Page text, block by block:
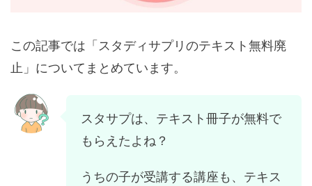
この記事では「スタディサプリのテキスト無料廃
止」についてまとめています。
スタサプは、テキスト冊子が無料で
もらえたよね？
うちの子が受講する講座も、テキス